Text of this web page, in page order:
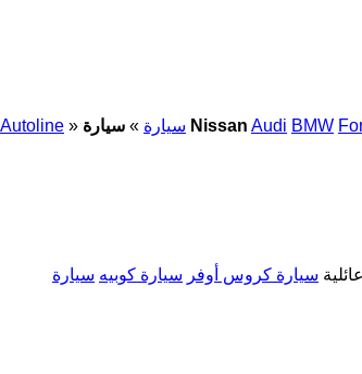
Autoline » سيارة » سيارة Nissan Audi BMW
سيارة كروس أوفر سيارة كوبيه سيارة